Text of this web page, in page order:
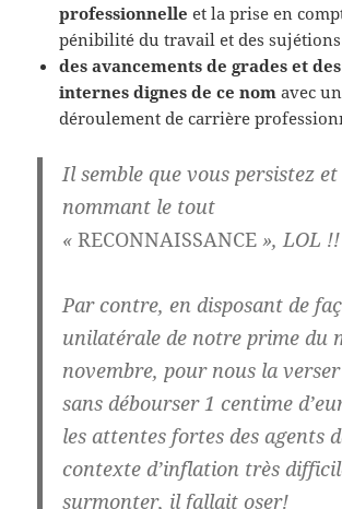
professionnelle et la prise en
pénibilité du travail et des
des avancements de grades et
internes dignes de ce nom avec
déroulement de carrière
Il semble que vous persistez
nommant le tout
« RECONNAISSANCE», LOL !!
Par contre, en disposant de
unilatérale de notre prime du
novembre, pour nous la
sans débourser 1 centime
les attentes fortes des agents
contexte d’inflation très
surmonter, il fallait oser!